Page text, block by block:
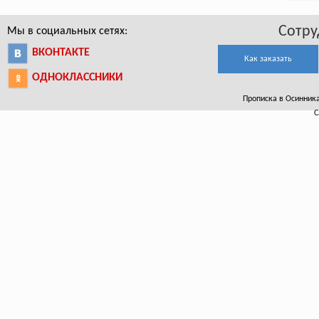
Мы в социальных сетях:
ВКОНТАКТЕ
ОДНОКЛАССНИКИ
Как заказать
Прописка в